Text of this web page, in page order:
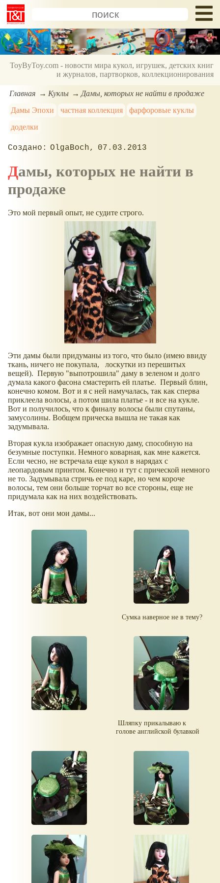
ToyByToy.com - новости мира кукол, игрушек, детских книг
и журналов, партворков, коллекционирования
Главная Куклы
Дамы, которых не найти в продаже
Дамы Эпохи
частная коллекция
фарфоровые куклы
доделки
OlgaBoch 07.03.2013
Дамы, которых не найти в
продаже
Это мой первый опыт, не судите строго.
Эти дамы были придуманы из того, что было (имею ввиду
ткань, ничего не покупала, лоскутки из перешитых
вещей). Первую "выпотрошила" даму в зеленом и долго
думала какого фасона смастерить ей платье. Первый блин,
конечно комом. Вот и я с ней намучалась, так как сперва
приклеела волосы, а потом шила платье - и все на кукле.
Вот и получилось, что к финалу волосы были спутаны,
замусолины. Вобщем прическа вышла не такая как
задумывала.
Вторая кукла изображает опасную даму, способную на
безумные поступки. Немного коварная, как мне кажется.
Если чесно, не встречала еще кукол в нарядах с
леопардовым принтом. Конечно и тут с прической немного
не то. Задумывала стричь ее под каре, но чем короче
волосы, тем они больше торчат во все стороны, еще не
придумала как на них воздействовать.
Итак, вот они мои дамы...
Сумка наверное не в тему?
Шляпку прикалываю к
голове английской булавкой